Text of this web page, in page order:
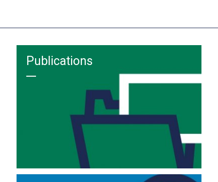
Publications